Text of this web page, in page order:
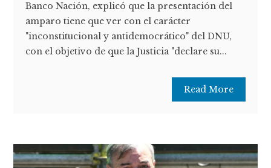
Banco Nación, explicó que la presentación del
amparo tiene que ver con el carácter
"inconstitucional y antidemocrático" del DNU,
con el objetivo de que la Justicia "declare su...
Read More